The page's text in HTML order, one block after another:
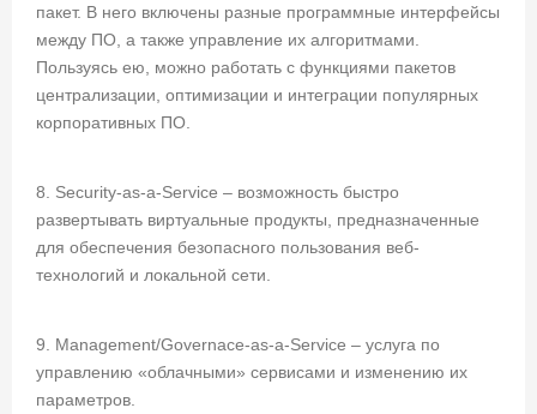
пакет. В него включены разные программные интерфейсы
между ПО, а также управление их алгоритмами.
Пользуясь ею, можно работать с функциями пакетов
централизации, оптимизации и интеграции популярных
корпоративных ПО.
8. Security-as-a-Service – возможность быстро
развертывать виртуальные продукты, предназначенные
для обеспечения безопасного пользования веб-
технологий и локальной сети.
9. Management/Governace-as-a-Service – услуга по
управлению «облачными» сервисами и изменению их
параметров.